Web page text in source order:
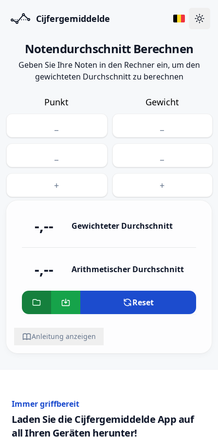
Cijfergemiddelde Zum
Notendurchschnitt Berechnen
Geben Sie Ihre Noten in den Rechner ein, um den
gewichteten Durchschnitt zu berechnen
Punkt Gewicht
Anleitung anzeigen
-,-- Gewichteter Durchschnitt
-,-- Arithmetischer Durchschnitt
Reset
Immer griffbereit
Laden Sie die Cijfergemiddelde App auf
all Ihren Geräten herunter!